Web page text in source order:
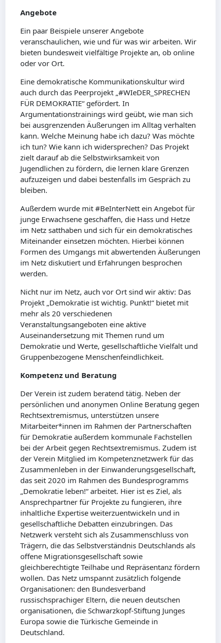
Angebote
Ein paar Beispiele unserer Angebote
veranschaulichen, wie und für was wir arbeiten. Wir
bieten bundesweit vielfältige Projekte an, ob online
oder vor Ort.
Eine demokratische Kommunikationskultur wird
auch durch das Peerprojekt „#WIeDER_SPRECHEN
FÜR DEMOKRATIE“ gefördert. In
Argumentationstrainings wird geübt, wie man sich
bei ausgrenzenden Äußerungen im Alltag verhalten
kann. Welche Meinung habe ich dazu? Was möchte
ich tun? Wie kann ich widersprechen? Das Projekt
zielt darauf ab die Selbstwirksamkeit von
Jugendlichen zu fördern, die lernen klare Grenzen
aufzuzeigen und dabei bestenfalls im Gespräch zu
bleiben.
Außerdem wurde mit #BeInterNett ein Angebot für
junge Erwachsene geschaffen, die Hass und Hetze
im Netz satthaben und sich für ein demokratisches
Miteinander einsetzen möchten. Hierbei können
Formen des Umgangs mit abwertenden Äußerungen
im Netz diskutiert und Erfahrungen besprochen
werden.
Nicht nur im Netz, auch vor Ort sind wir aktiv: Das
Projekt „Demokratie ist wichtig. Punkt!“ bietet mit
mehr als 20 verschiedenen
Veranstaltungsangeboten eine aktive
Auseinandersetzung mit Themen rund um
Demokratie und Werte, gesellschaftliche Vielfalt und
Gruppenbezogene Menschenfeindlichkeit.
Kompetenz und Beratung
Der Verein ist zudem beratend tätig. Neben der
persönlichen und anonymen Online Beratung gegen
Rechtsextremismus, unterstützen unsere
Mitarbeiter*innen im Rahmen der Partnerschaften
für Demokratie außerdem kommunale Fachstellen
bei der Arbeit gegen Rechtsextremismus. Zudem ist
der Verein Mitglied im Kompetenznetzwerk für das
Zusammenleben in der Einwanderungsgesellschaft,
das seit 2020 im Rahmen des Bundesprogramms
„Demokratie leben!“ arbeitet. Hier ist es Ziel, als
Ansprechpartner für Projekte zu fungieren, ihre
inhaltliche Expertise weiterzuentwickeln und in
gesellschaftliche Debatten einzubringen. Das
Netzwerk versteht sich als Zusammenschluss von
Trägern, die das Selbstverständnis Deutschlands als
offene Migrationsgesellschaft sowie
gleichberechtigte Teilhabe und Repräsentanz fördern
wollen. Das Netz umspannt zusätzlich folgende
Organisationen: den Bundesverband
russischsprachiger Eltern, die neuen deutschen
organisationen, die Schwarzkopf-Stiftung Junges
Europa sowie die Türkische Gemeinde in
Deutschland.